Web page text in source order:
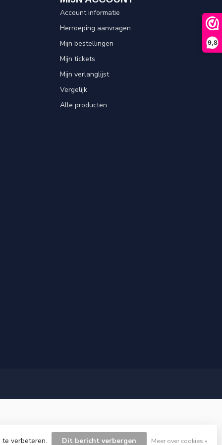
9,8
Account informatie
Herroeping aanvragen
Mijn bestellingen
Mijn tickets
Mijn verlanglijst
Vergelijk
Alle producten
verbeteren. Dit bericht verbergen Meer over cookies »